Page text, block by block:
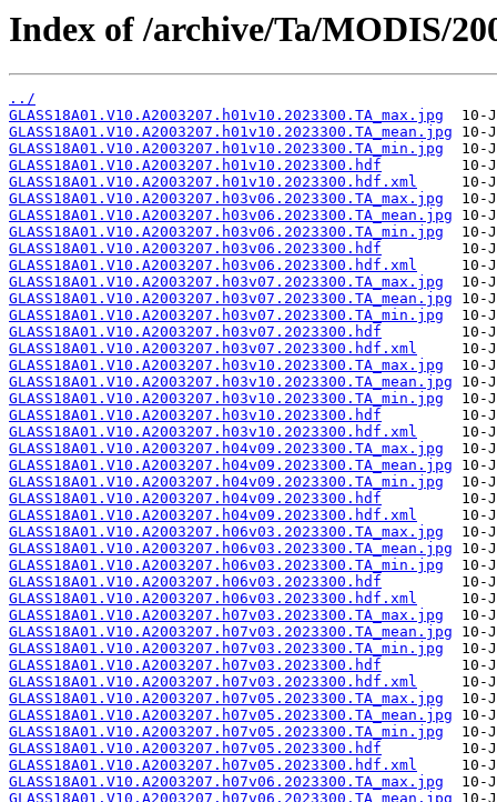
Index of /archive/Ta/MODIS/
../
GLASS18A01.V10.A2003207.h01v10.2023300.TA_max.jpg
GLASS18A01.V10.A2003207.h01v10.2023300.TA_mean.jpg
GLASS18A01.V10.A2003207.h01v10.2023300.TA_min.jpg
GLASS18A01.V10.A2003207.h01v10.2023300.hdf
GLASS18A01.V10.A2003207.h01v10.2023300.hdf.xml
GLASS18A01.V10.A2003207.h03v06.2023300.TA_max.jpg
GLASS18A01.V10.A2003207.h03v06.2023300.TA_mean.jpg
GLASS18A01.V10.A2003207.h03v06.2023300.TA_min.jpg
GLASS18A01.V10.A2003207.h03v06.2023300.hdf
GLASS18A01.V10.A2003207.h03v06.2023300.hdf.xml
GLASS18A01.V10.A2003207.h03v07.2023300.TA_max.jpg
GLASS18A01.V10.A2003207.h03v07.2023300.TA_mean.jpg
GLASS18A01.V10.A2003207.h03v07.2023300.TA_min.jpg
GLASS18A01.V10.A2003207.h03v07.2023300.hdf
GLASS18A01.V10.A2003207.h03v07.2023300.hdf.xml
GLASS18A01.V10.A2003207.h03v10.2023300.TA_max.jpg
GLASS18A01.V10.A2003207.h03v10.2023300.TA_mean.jpg
GLASS18A01.V10.A2003207.h03v10.2023300.TA_min.jpg
GLASS18A01.V10.A2003207.h03v10.2023300.hdf
GLASS18A01.V10.A2003207.h03v10.2023300.hdf.xml
GLASS18A01.V10.A2003207.h04v09.2023300.TA_max.jpg
GLASS18A01.V10.A2003207.h04v09.2023300.TA_mean.jpg
GLASS18A01.V10.A2003207.h04v09.2023300.TA_min.jpg
GLASS18A01.V10.A2003207.h04v09.2023300.hdf
GLASS18A01.V10.A2003207.h04v09.2023300.hdf.xml
GLASS18A01.V10.A2003207.h06v03.2023300.TA_max.jpg
GLASS18A01.V10.A2003207.h06v03.2023300.TA_mean.jpg
GLASS18A01.V10.A2003207.h06v03.2023300.TA_min.jpg
GLASS18A01.V10.A2003207.h06v03.2023300.hdf
GLASS18A01.V10.A2003207.h06v03.2023300.hdf.xml
GLASS18A01.V10.A2003207.h07v03.2023300.TA_max.jpg
GLASS18A01.V10.A2003207.h07v03.2023300.TA_mean.jpg
GLASS18A01.V10.A2003207.h07v03.2023300.TA_min.jpg
GLASS18A01.V10.A2003207.h07v03.2023300.hdf
GLASS18A01.V10.A2003207.h07v03.2023300.hdf.xml
GLASS18A01.V10.A2003207.h07v05.2023300.TA_max.jpg
GLASS18A01.V10.A2003207.h07v05.2023300.TA_mean.jpg
GLASS18A01.V10.A2003207.h07v05.2023300.TA_min.jpg
GLASS18A01.V10.A2003207.h07v05.2023300.hdf
GLASS18A01.V10.A2003207.h07v05.2023300.hdf.xml
GLASS18A01.V10.A2003207.h07v06.2023300.TA_max.jpg
GLASS18A01.V10.A2003207.h07v06.2023300.TA_mean.jpg